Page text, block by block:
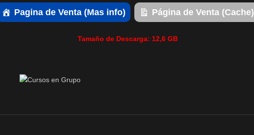
Pagina de Venta (Mas info) Página de Venta (Cache)
Tamaño de Descarga: 12,6 GB